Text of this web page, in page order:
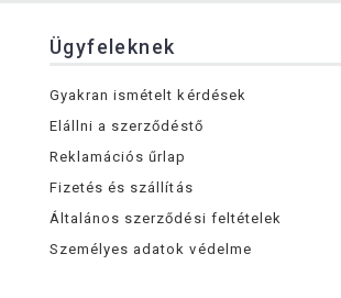
Ügyfeleknek
Gyakran ismételt kérdések
Elállni a szerződéstő
Reklamációs űrlap
Fizetés és szállítás
Általános szerződési feltételek
Személyes adatok védelme